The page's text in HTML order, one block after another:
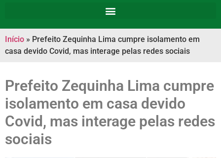
Início » Prefeito Zequinha Lima cumpre isolamento em
casa devido Covid, mas interage pelas redes sociais
Prefeito Zequinha Lima cumpre
isolamento em casa devido
Covid, mas interage pelas redes
sociais